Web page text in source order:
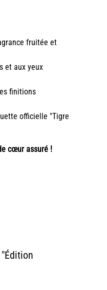
fruitée et
et aux yeux
finitions
officielle "Tigre
cœur assuré !